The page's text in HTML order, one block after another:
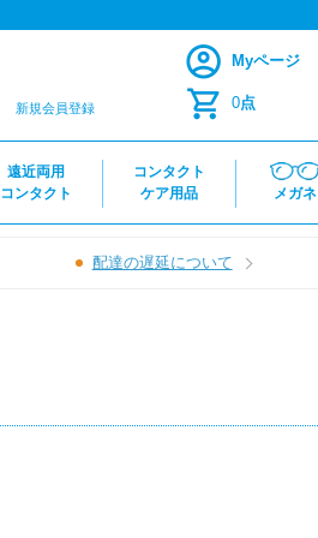
新規会員登録
Myページ
0点
遠近両用
コンタクト
コンタクト
ケア用品
メガネ
配達の遅延について